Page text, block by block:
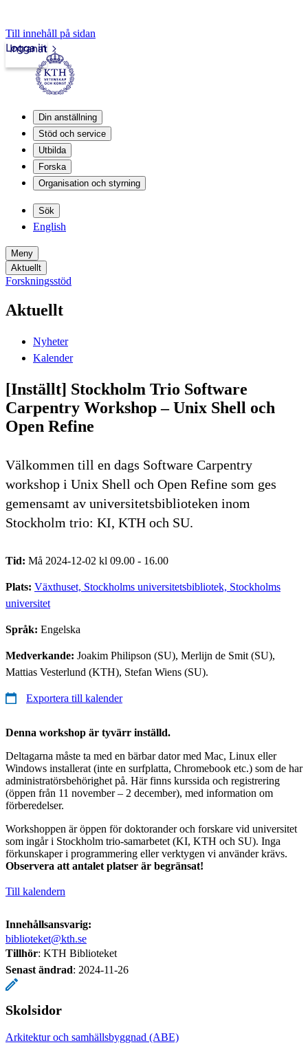
Till innehåll på sidan
Intranät
Logga in
Din anställning
Stöd och service
Utbilda
Forska
Organisation och styrning
Sök
English
Meny
Aktuellt
Forskningsstöd
Aktuellt
Nyheter
Kalender
[Inställt] Stockholm Trio Software
Carpentry Workshop – Unix Shell och
Open Refine
Välkommen till en dags Software Carpentry
workshop i Unix Shell och Open Refine som ges
gemensamt av universitetsbiblioteken inom
Stockholm trio: KI, KTH och SU.
Tid: Må 2024-12-02 kl 09.00 - 16.00
Plats: Växthuset, Stockholms universitetsbibliotek, Stockholms
universitet
Språk: Engelska
Medverkande: Joakim Philipson (SU), Merlijn de Smit (SU),
Mattias Vesterlund (KTH), Stefan Wiens (SU).
Exportera till kalender
Denna workshop är tyvärr inställd.
Deltagarna måste ta med en bärbar dator med Mac, Linux eller
Windows installerat (inte en surfplatta, Chromebook etc.) som de har
administratörsbehörighet på. Här finns kurssida och registrering
(öppen från 11 november – 2 december), med information om
förberedelser.
Workshoppen är öppen för doktorander och forskare vid universitet
som ingår i Stockholm trio-samarbetet (KI, KTH och SU). Inga
förkunskaper i programmering eller verktygen vi använder krävs.
Observera att antalet platser är begränsat!
Till kalendern
Innehållsansvarig:
biblioteket@kth.se
Tillhör: KTH Biblioteket
Senast ändrad: 2024-11-26
Skolsidor
Arkitektur och samhällsbyggnad (ABE)